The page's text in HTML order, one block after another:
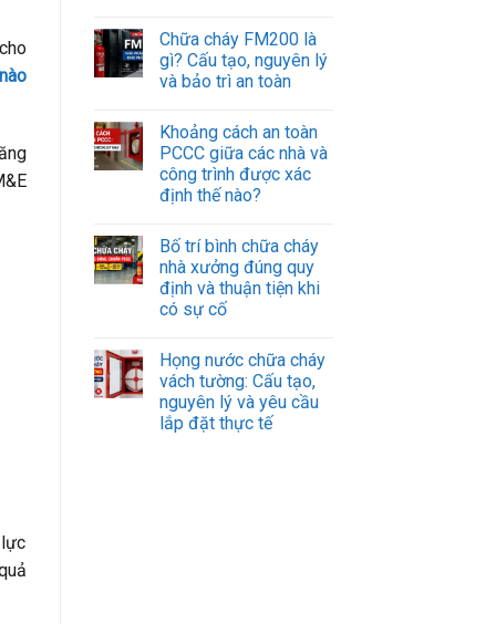
Chữa cháy FM200 là
gì? Cấu tạo, nguyên lý
và bảo trì an toàn
Khoảng cách an toàn
PCCC giữa các nhà và
công trình được xác
định thế nào?
Bố trí bình chữa cháy
nhà xưởng đúng quy
định và thuận tiện khi
có sự cố
Họng nước chữa cháy
vách tường: Cấu tạo,
nguyên lý và yêu cầu
lắp đặt thực tế